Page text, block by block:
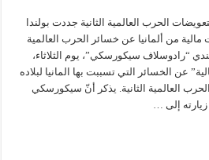
الحرب العالمية الثانية جددت بولندا
من ألمانيا عن خسائر الحرب العالمية
“رادوسلاف سيكورسكي”، يوم الثلاثاء،
عن الخسائر التي تسببت بها المانيا لبلاده
العالمية الثانية. يذكر أنّ سيكورسكي
إلى …